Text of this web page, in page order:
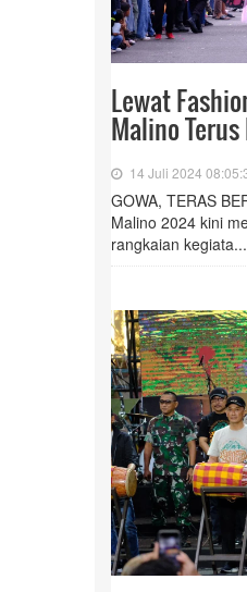
Lewat
Malino
14 Juli 2024
GOWA, TERAS
Malino 2024 kini
rangkaian kegiata...